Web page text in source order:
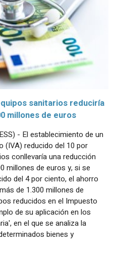
sanitarios reduciría
millones de euros
- El establecimiento de un
(IVA) reducido del 10 por
conllevaría una reducción
millones de euros y, si se
del 4 por ciento, el ahorro
de 1.300 millones de
reducidos en el Impuesto
de su aplicación en los
en el que se analiza la
bienes y